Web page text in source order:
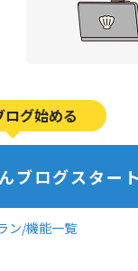
ログ始める
ブログスタート
ン/機能一覧